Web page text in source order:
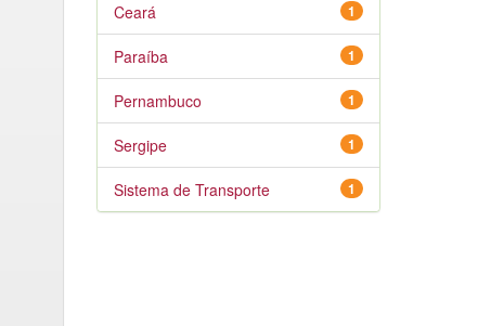
1
Ceará
1
Paraíba
1
Pernambuco
1
Sergipe
1
Sistema de Transporte